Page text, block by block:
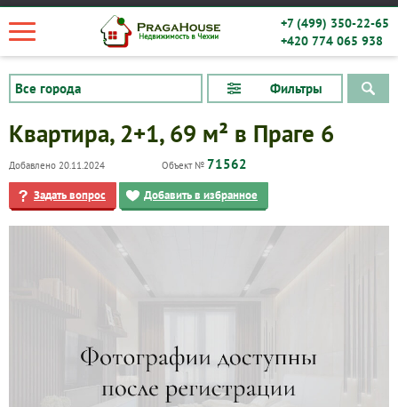
+7 (499) 350-22-65
+420 774 065 938
Фильтры
Квартира, 2+1, 69 м² в Праге 6
Добавлено 20.11.2024 Объект № 71562
Задать вопрос Добавить в избранное